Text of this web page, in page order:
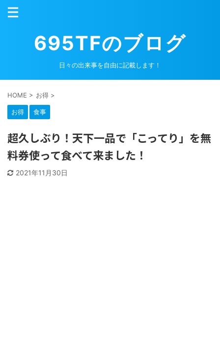
695TFのブログ
日々の出来事を自由に記載します！
HOME > お得 >
お得 食事
超久しぶり！天下一品で「こってり」を無
料券使って食べて来ました！
2021年11月30日